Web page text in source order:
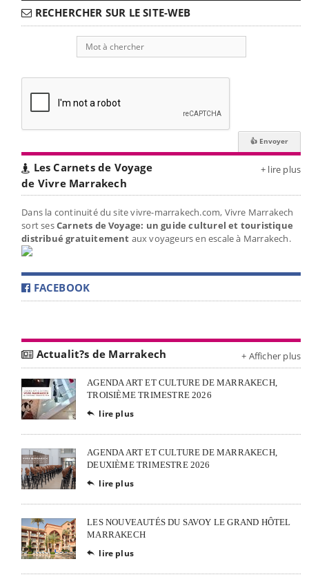
RECHERCHER SUR LE SITE-WEB
Les Carnets de Voyage
de Vivre Marrakech
+ lire plus
Dans la continuité du site vivre-marrakech.com, Vivre Marrakech
sort sesCarnets de Voyage: un guide culturel et touristique
distribué gratuitement aux voyageurs en escale à Marrakech.
FACEBOOK
Actualit?s de Marrakech + Afficher plus
AGENDA ART ET CULTURE DE MARRAKECH,
TROISIÈME TRIMESTRE 2026
 lire plus
AGENDA ART ET CULTURE DE MARRAKECH,
DEUXIÈME TRIMESTRE 2026
 lire plus
LES NOUVEAUTÉS DU SAVOY LE GRAND HÔTEL
MARRAKECH
 lire plus